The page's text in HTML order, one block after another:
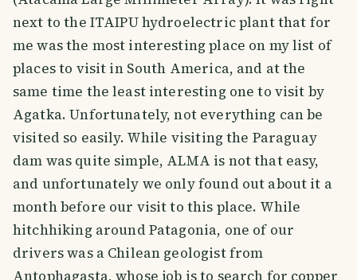
next to the ITAIPU hydroelectric plant that for
me was the most interesting place on my list of
places to visit in South America, and at the
same time the least interesting one to visit by
Agatka. Unfortunately, not everything can be
visited so easily. While visiting the Paraguay
dam was quite simple, ALMA is not that easy,
and unfortunately we only found out about it a
month before our visit to this place. While
hitchhiking around Patagonia, one of our
drivers was a Chilean geologist from